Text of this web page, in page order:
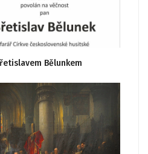
Bělunkem